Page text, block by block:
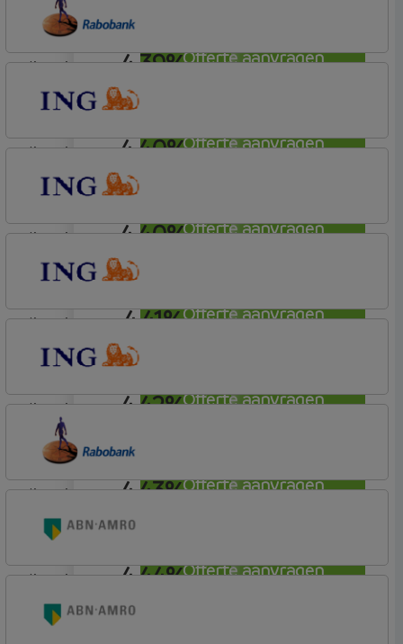
Offerte aanvragen
4,39%
Offerte aanvragen
Hypotheek
lineair
4,40%
Offerte aanvragen
Plusvoorwaarden (Incl. Korting)
lineair
4,40%
Offerte aanvragen
Basistarief
lineair
4,41%
Offerte aanvragen
Basistarief
lineair
4,42%
Offerte aanvragen
Basistarief
lineair
4,43%
Offerte aanvragen
ING Bank
Basistarief
lineair
4,44%
Basisvoorwaarden
lineair
Woning